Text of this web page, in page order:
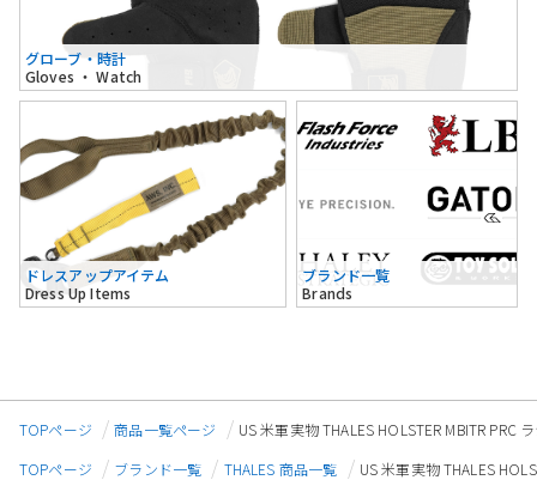
グローブ・時計
Gloves ・ Watch
ドレスアップアイテム
Dress Up Items
ブランド一覧
Brands
TOPページ 商品一覧ページ
US 米軍実物 THALES HOLSTER MBITR PRC
TOPページ
ブランド一覧 THALES 商品一覧
US 米軍実物 THALES